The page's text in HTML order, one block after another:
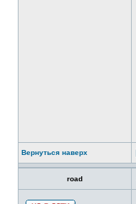
Вернуться наверх
road